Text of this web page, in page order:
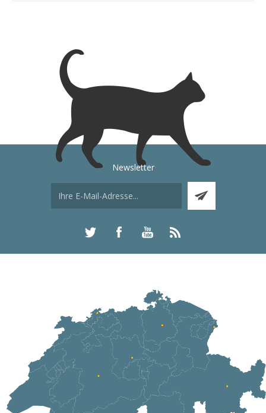
Newsletter